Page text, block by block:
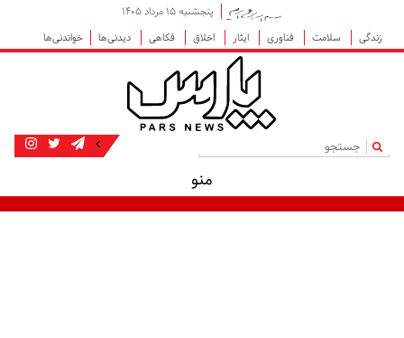
پنجشنبه ۱۵ مرداد ۱۴۰۵
زندگی
سلامت فناوری ایثار اخلاق فکاهی دیدنی‌ها خواندنی‌ها
|
منو